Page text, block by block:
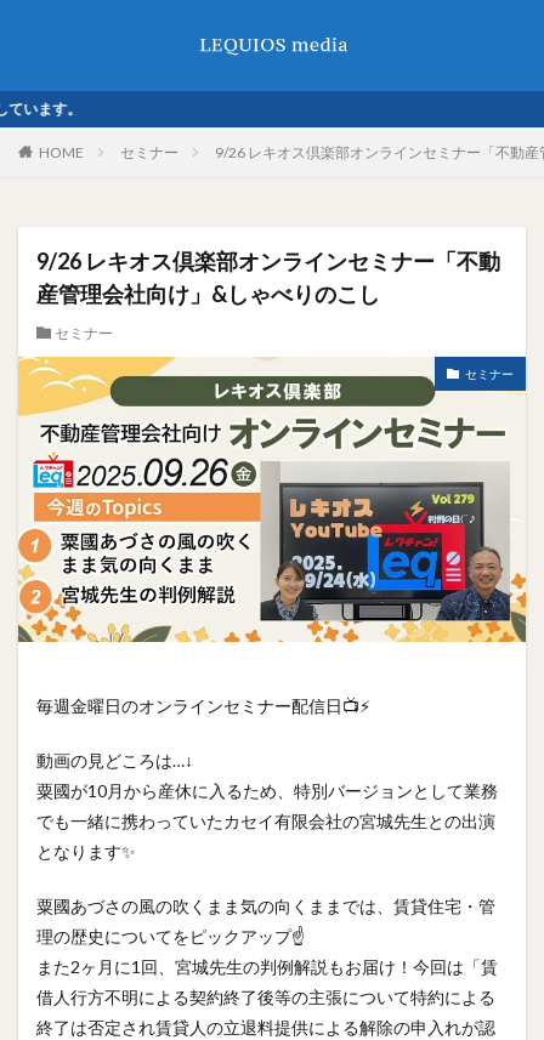
。
HOME セミナー 9/26 レキオス倶楽部オンラインセミナー「不動
9/26 レキオス倶楽部オンラインセミナー「不動
産管理会社向け」&しゃべりのこし
セミナー
セミナー
毎週金曜日のオンラインセミナー配信日📺⚡
動画の見どころは…↓
粟國が10月から産休に入るため、特別バージョンとして業務
でも一緒に携わっていたカセイ有限会社の宮城先生との出演
となります✨
粟國あづさの風の吹くまま気の向くままでは、賃貸住宅・管
理の歴史についてをピックアップ☝️
また2ヶ月に1回、宮城先生の判例解説もお届け！今回は「賃
借人行方不明による契約終了後等の主張について特約による
終了は否定され賃貸人の立退料提供による解除の申入れが認